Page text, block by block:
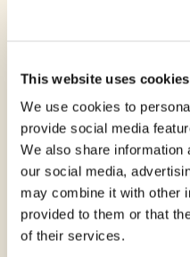
This website uses cookies
We use cookies to
provide social media
We also share information
our social media,
may combine it with other
provided to them or that
of their services.
Amido di mais,
amido di riso, olio
fruttosio,
addensanti:
xanthan; agenti
disodico,
emulsionante:
lecitina di girasole;
(pomodoro
paprika dolce, sale,